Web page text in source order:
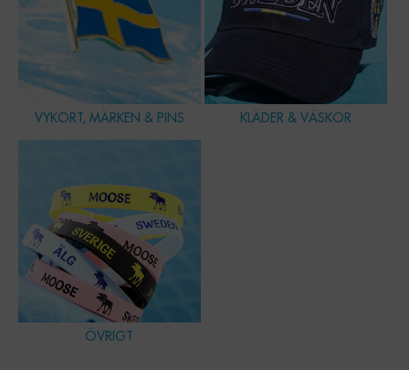
VYKORT, MÄRKEN & PINS KLÄDER & VÄSKOR
ÖVRIGT